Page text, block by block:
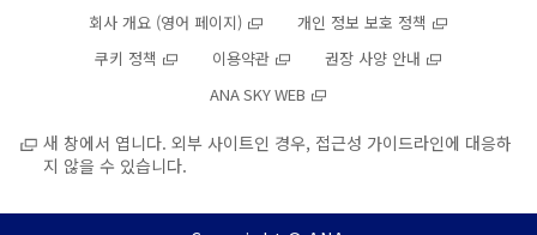
회사 개요 (영어 페이지)
개인 정보 보호 정책
쿠키 정책
이용약관
권장 사양 안내
ANA SKY WEB
새 창에서 엽니다. 외부 사이트인 경우, 접근성 가이드라인에 대응하
지 않을 수 있습니다.